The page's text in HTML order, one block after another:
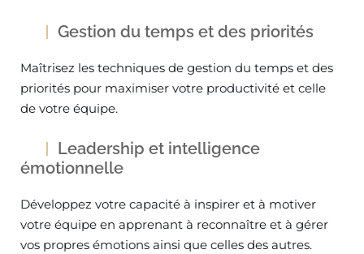
Gestion du temps et des priorités
Maîtrisez les techniques de gestion du temps et des
priorités pour maximiser votre productivité et celle
de votre équipe.
Leadership et intelligence
émotionnelle
Développez votre capacité à inspirer et à motiver
votre équipe en apprenant à reconnaître et à gérer
vos propres émotions ainsi que celles des autres.